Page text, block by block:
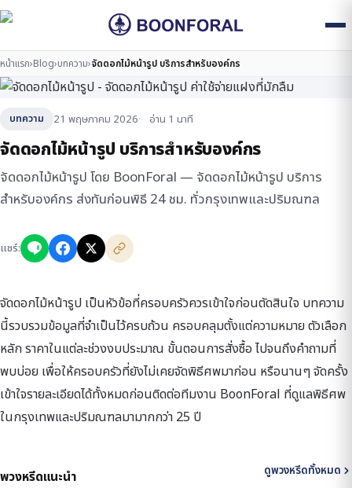
หน้าแรก›Blog›บทความ›จัดดอกไม้หน้ารูป บริการสำหรับองค์กร
บทความ 21 พฤษภาคม 2026 อ่าน 1 นาที
จัดดอกไม้หน้ารูป บริการสำหรับองค์กร
จัดดอกไม้หน้ารูป โดย BoonForal — จัดดอกไม้หน้ารูป บริการ
สำหรับองค์กร ส่งทันก่อนพิธี 24 ชม. ทั่วกรุงเทพและปริมณฑล
แชร์:
จัดดอกไม้หน้ารูป เป็นหัวข้อที่ครอบครัวควรเข้าใจก่อนตัดสินใจ บทความ
นี้รวบรวมข้อมูลที่จำเป็นไว้ครบถ้วน ครอบคลุมตั้งแต่ความหมาย ตัวเลือก
หลัก ราคาในแต่ละช่วงงบประมาณ ขั้นตอนการสั่งซื้อ ไปจนถึงคำถามที่
พบบ่อย เพื่อให้ครอบครัวที่ยังไม่เคยจัดพิธีศพมาก่อน หรือนานๆ จัดครั้ง
เข้าใจรายละเอียดได้ทั้งหมดก่อนติดต่อทีมงาน BoonForal ที่ดูแลพิธีศพ
ในกรุงเทพและปริมณฑลมามากกว่า 25 ปี
พวงหรีดแนะนำ ดูพวงหรีดทั้งหมด